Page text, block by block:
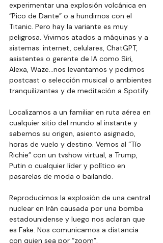
experimentar una explosión volcánica en
“Pico de Dante” o a hundirnos con el
Titanic. Pero hay la variante es muy
peligrosa. Vivimos atados a máquinas y a
sistemas: internet, celulares, ChatGPT,
asistentes o gerente de IA como Siri,
Alexa, Waze…nos levantamos y pedimos
postcast o selección musical o ambientes
tranquilizantes y de meditación a Spotify.
Localizamos a un familiar en ruta aérea en
cualquier sitio del mundo al instante y
sabemos su origen, asiento asignado,
horas de vuelo y destino. Vemos al “Tío
Richie” con un tvshow virtual, a Trump,
Putin o cualquier líder y político en
pasarelas de moda o bailando.
Reproducimos la explosión de una central
nuclear en Irán causada por una bomba
estadounidense y luego nos aclaran que
es Fake. Nos comunicamos a distancia
con quien sea por “zoom”.